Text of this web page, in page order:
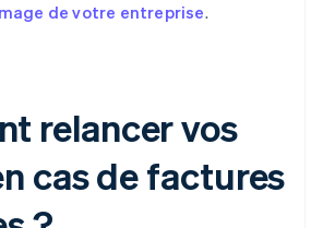
de votre entreprise.
relancer vos
cas de factures